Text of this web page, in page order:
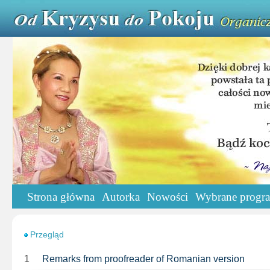
Strona główna Autorka Nowości Wybrane
Przegląd
1 Remarks from proofreader of Romanian version